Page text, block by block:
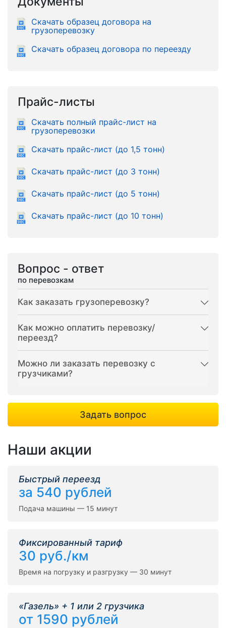
Скачать образец договора на
грузоперевозку
Скачать образец договора по переезду
Прайс-листы
Скачать полный прайс-лист на
грузоперевозки
Скачать прайс-лист (до 1,5 тонн)
Скачать прайс-лист (до 3 тонн)
Скачать прайс-лист (до 5 тонн)
Скачать прайс-лист (до 10 тонн)
Вопрос - ответ
по перевозкам
Как заказать грузоперевозку?
Как можно оплатить перевозку/
переезд?
Можно ли заказать перевозку с
грузчиками?
Задать вопрос
Наши акции
Быстрый переезд
за 540 рублей
Подача машины — 15 минут
Фиксированный тариф
30 руб./км
Время на погрузку и разгрузку — 30 минут
«Газель» + 1 или 2 грузчика
от 1590 рублей